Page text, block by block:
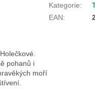
pohanů i
moří
Kategorie:
EAN: